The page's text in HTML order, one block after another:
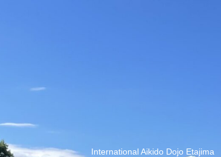
International Aikido Dojo Etajima